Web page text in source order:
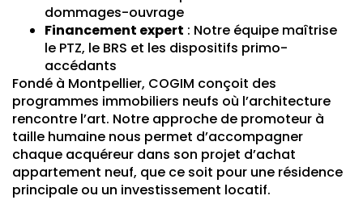
dommages-ouvrage
Financement expert : Notre équipe maîtrise
le PTZ, le BRS et les dispositifs primo-
accédants
Fondé à Montpellier, COGIM conçoit des
programmes immobiliers neufs où l’architecture
rencontre l’art. Notre approche de promoteur à
taille humaine nous permet d’accompagner
chaque acquéreur dans son projet d’achat
appartement neuf, que ce soit pour une résidence
principale ou un investissement locatif.